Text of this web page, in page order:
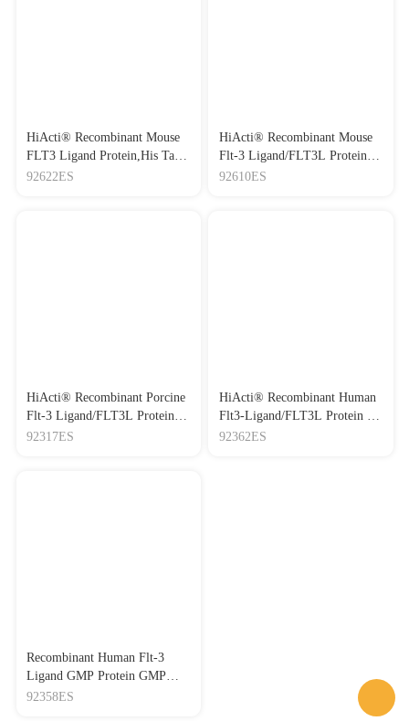
HiActi® Recombinant Mouse
FLT3 Ligand Protein,His Tag
重组小鼠fms相关受体酪氨酸
92622ES
HiActi® Recombinant Mouse
Flt-3 Ligand/FLT3L Protein
重组小鼠FLt3配体
92610ES
HiActi® Recombinant Porcine
Flt-3 Ligand/FLT3L Protein
,His Tag 重组猪Flt3配体
92317ES
HiActi® Recombinant Human
Flt3-Ligand/FLT3L Protein 重
组人Fms相关酪氨酸激酶3配
92362ES
Recombinant Human Flt-3
Ligand GMP Protein GMP级
重组人Flt-3配体
92358ES